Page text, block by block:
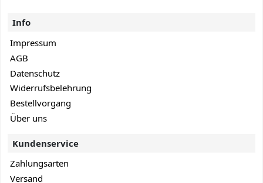
Info
Impressum
AGB
Datenschutz
Widerrufsbelehrung
Bestellvorgang
Über uns
Kundenservice
Zahlungsarten
Versand